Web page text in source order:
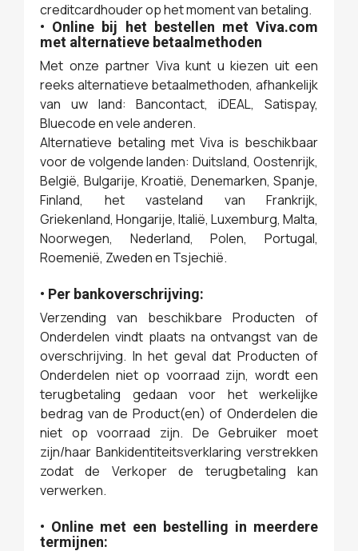
creditcardhouder op het moment van betaling.
• Online bij het bestellen met Viva.com
met alternatieve betaalmethoden
Met onze partner Viva kunt u kiezen uit een
reeks alternatieve betaalmethoden, afhankelijk
van uw land: Bancontact, iDEAL, Satispay,
Bluecode en vele anderen.
Alternatieve betaling met Viva is beschikbaar
voor de volgende landen: Duitsland, Oostenrijk,
België, Bulgarije, Kroatië, Denemarken, Spanje,
Finland, het vasteland van Frankrijk,
Griekenland, Hongarije, Italië, Luxemburg, Malta,
Noorwegen, Nederland, Polen, Portugal,
Roemenië, Zweden en Tsjechië.
• Per bankoverschrijving:
Verzending van beschikbare Producten of
Onderdelen vindt plaats na ontvangst van de
overschrijving. In het geval dat Producten of
Onderdelen niet op voorraad zijn, wordt een
terugbetaling gedaan voor het werkelijke
bedrag van de Product(en) of Onderdelen die
niet op voorraad zijn. De Gebruiker moet
zijn/haar Bankidentiteitsverklaring verstrekken
zodat de Verkoper de terugbetaling kan
verwerken.
• Online met een bestelling in meerdere
termijnen: